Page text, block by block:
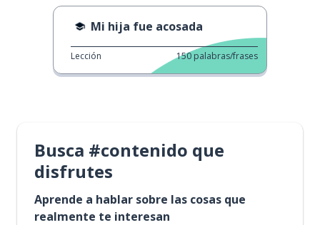
Mi hija fue acosada
Lección 150 palabras/frases
Busca #contenido que
disfrutes
Aprende a hablar sobre las cosas que
realmente te interesan